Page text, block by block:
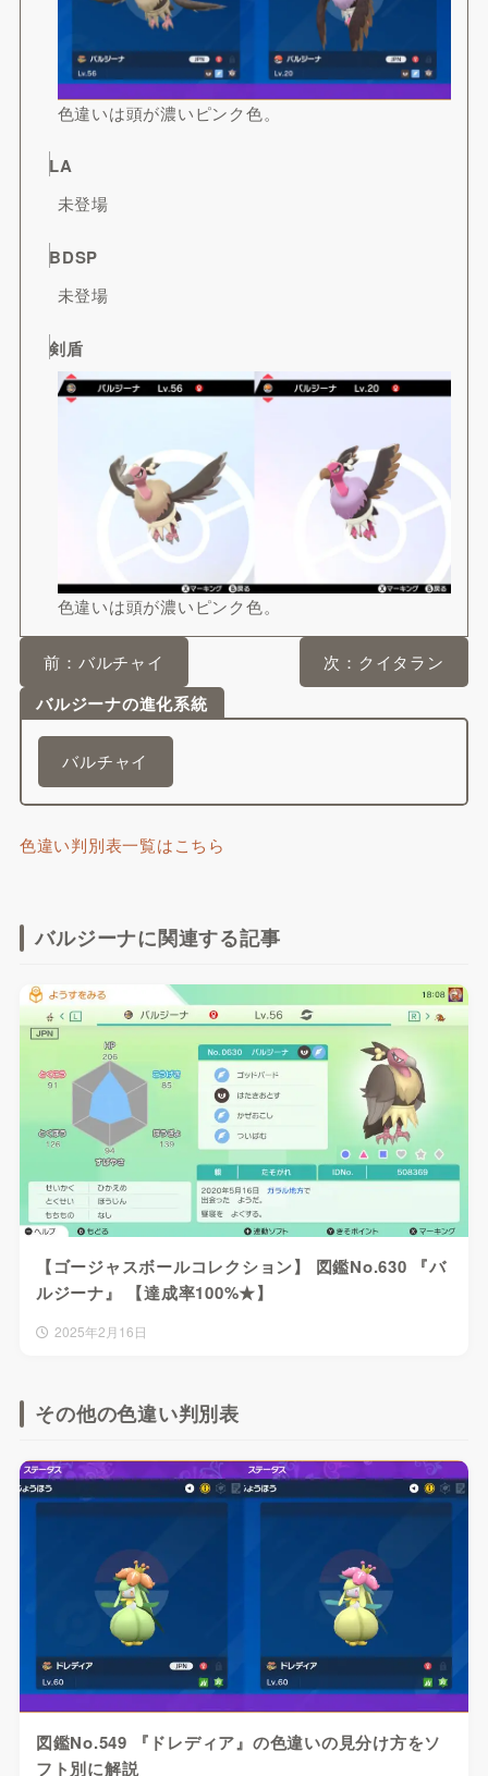
色違いは頭が濃いピンク色。
LA
未登場
BDSP
未登場
剣盾
色違いは頭が濃いピンク色。
前：バルチャイ 次：クイタラン
バルジーナの進化系統
バルチャイ
色違い判別表一覧はこちら
バルジーナに関連する記事
【ゴージャスボールコレクション】 図鑑No.630 『バ
ルジーナ』 【達成率100%★】
2025年2月16日
その他の色違い判別表
図鑑No.549 『ドレディア』の色違いの見分け方をソ
フト別に解説